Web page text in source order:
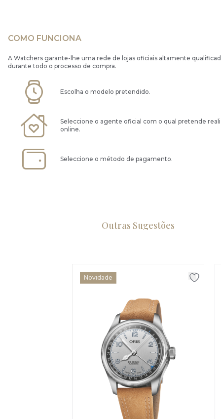
COMO FUNCIONA
A Watchers garante-lhe uma rede de lojas oficiais altamente
durante todo o processo de compra.
Escolha o modelo pretendido.
Seleccione o agente oficial com o qual pretende
online.
Seleccione o método de pagamento.
Outras Sugestões
Novidade